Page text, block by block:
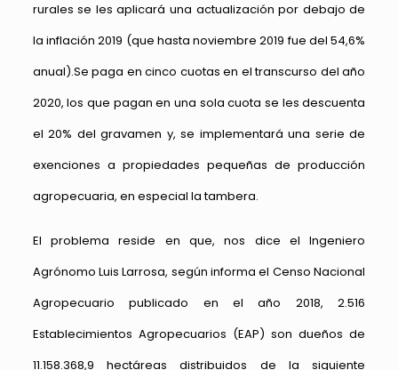
rurales se les aplicará una actualización por debajo de
la inflación 2019 (que hasta noviembre 2019 fue del 54,6%
anual).Se paga en cinco cuotas en el transcurso del año
2020, los que pagan en una sola cuota se les descuenta
el 20% del gravamen y, se implementará una serie de
exenciones a propiedades pequeñas de producción
agropecuaria, en especial la tambera.
El problema reside en que, nos dice el Ingeniero
Agrónomo Luis Larrosa, según informa el Censo Nacional
Agropecuario publicado en el año 2018, 2.516
Establecimientos Agropecuarios (EAP) son dueños de
11.158.368,9 hectáreas distribuidos de la siguiente